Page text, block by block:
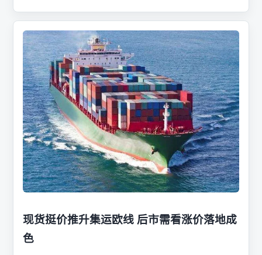
现货挺价推升集运欧线 后市需看涨价落地成
色